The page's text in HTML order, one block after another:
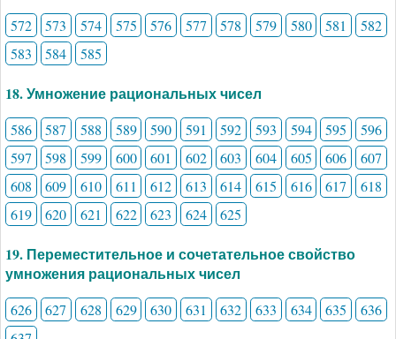
572 573 574 575 576 577 578 579 580 581
582
583
584 585
18. Умножение рациональных чисел
586 587 588 589 590 591 592 593 594 595
596
597
598 599 600 601 602 603 604 605 606
607
608
609 610 611 612 613 614 615 616 617
618
619
620 621 622 623 624 625
19. Переместительное и сочетательное свойство
умножения рациональных чисел
626 627 628 629 630 631 632 633 634 635
636